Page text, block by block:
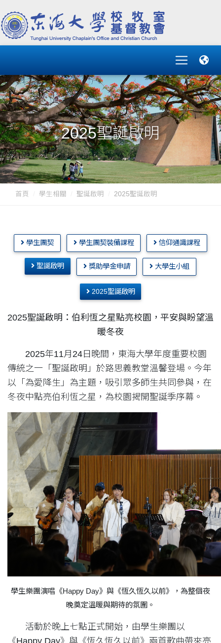
2025聖誕啟明
首頁 學生相關 聖誕啟明 2025聖誕啟明
學生團契 學生團契裝備課程 信仰通識課程
聖誕啟明 獎助學金申請 大學生小組
2025聖誕啟明
2025聖誕啟明：伯利恆之星點亮校園，平安與盼望溫
暖冬夜
2025年11月24日晚間，東海大學年度重要校園
傳統之一「聖誕啟明」於路思義教堂溫馨登場。今年
以「為愛降生」為主題，吸引眾多師生共同參與，在
冬夜中點亮伯利恆之星，為校園揭開聖誕季序幕。
學生樂團演唱《Happy Day》與《恆久恆久以前》，為整個夜
晚奠定溫暖與期待的氛圍。
活動於晚上七點正式開始，由學生樂團以